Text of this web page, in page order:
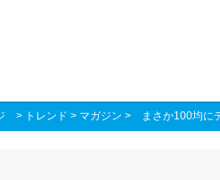
> トレンド > マガジン > まさか100均に